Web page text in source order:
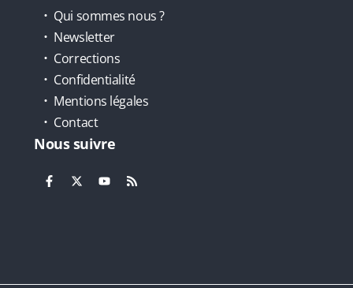
Qui sommes nous ?
Newsletter
Corrections
Confidentialité
Mentions légales
Contact
Nous suivre